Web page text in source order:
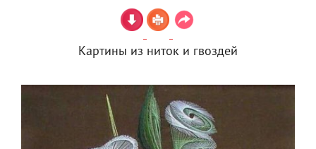
Картины из ниток и гвоздей